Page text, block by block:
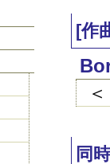
[作
同